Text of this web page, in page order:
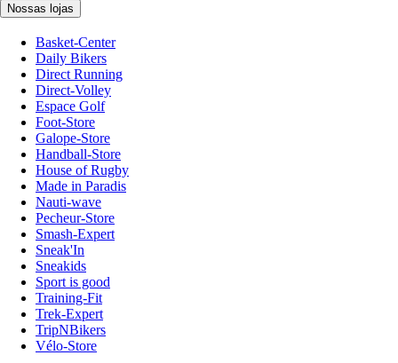
Nossas lojas
Basket-Center
Daily Bikers
Direct Running
Direct-Volley
Espace Golf
Foot-Store
Galope-Store
Handball-Store
House of Rugby
Made in Paradis
Nauti-wave
Pecheur-Store
Smash-Expert
Sneak'In
Sneakids
Sport is good
Training-Fit
Trek-Expert
TripNBikers
Vélo-Store